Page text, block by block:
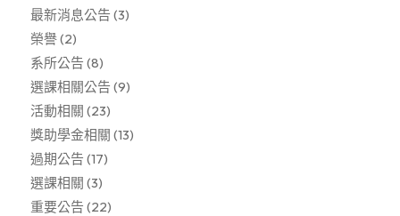
最新消息公告 (3)
榮譽(2)
系所公告 (8)
選課相關公告 (9)
活動相關 (23)
獎助學金相關 (13)
過期公告 (17)
選課相關 (3)
重要公告 (22)